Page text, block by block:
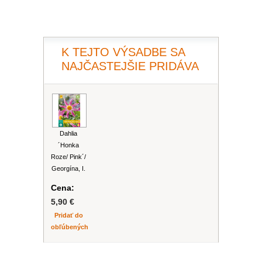
DIASCIA
HELICHRYSUM
OSTEOSPERMUM
ISOTOMA
LOBULÁRIA
NETÝKAVKA
ZÁDUŠNÍK
K TEJTO VÝSADBE SA
NAJČASTEJŠIE PRIDÁVA
Dahlia
´Honka
Roze/ Pink´/
Georgína, I.
Cena:
5,90 €
Pridať do
obľúbených